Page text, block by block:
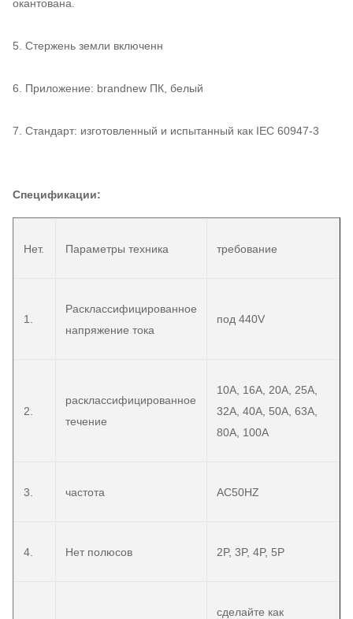
окантована.
5. Стержень земли включенн
6. Приложение: brandnew ПК, белый
7. Стандарт: изготовленный и испытанный как IEC 60947-3
Спецификации:
Нет. Параметры техника требование
1.
Расклассифицированное
напряжение тока
под 440V
2.
расклассифицированное
течение
10A, 16A, 20A, 25A,
32A, 40A, 50A, 63A,
80A, 100A
3. частота AC50HZ
4. Нет полюсов 2P, 3P, 4P, 5P
сделайте как